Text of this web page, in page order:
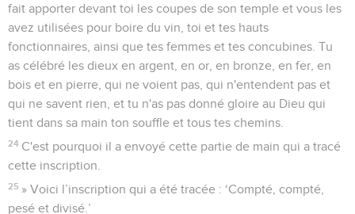
fait apporter devant toi les coupes de son temple et vous les
avez utilisées pour boire du vin, toi et tes hauts
fonctionnaires, ainsi que tes femmes et tes concubines. Tu
as célébré les dieux en argent, en or, en bronze, en fer, en
bois et en pierre, qui ne voient pas, qui n'entendent pas et
qui ne savent rien, et tu n'as pas donné gloire au Dieu qui
tient dans sa main ton souffle et tous tes chemins.
24 C'est pourquoi il a envoyé cette partie de main qui a tracé
cette inscription.
25 » Voici l’inscription qui a été tracée : ‘Compté, compté,
pesé et divisé.’